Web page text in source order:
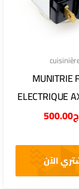
MUNITRIE
ELECTRIQUE
500.00
الآن